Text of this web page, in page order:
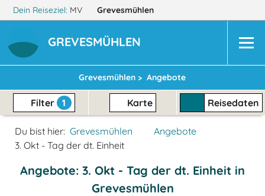
Dein Reiseziel: MV Grevesmühlen
GREVESMÜHLEN
Grevesmühlen > Angebote
Filter 1 Karte Reisedaten
Du bist hier: Grevesmühlen
Angebote
3. Okt - Tag der dt. Einheit
Angebote: 3. Okt - Tag der dt. Einheit in
Grevesmühlen